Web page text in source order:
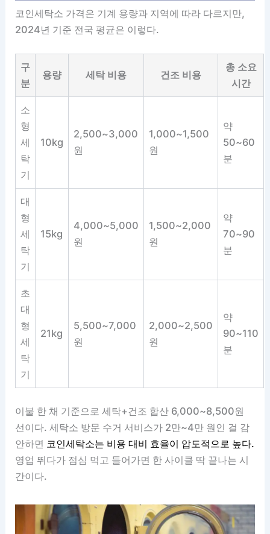
코인세탁소 가격은 기계 용량과 지역에 따라 다르지만,
2024년 기준 전국 평균은 이렇다.
구
분
용량 세탁 비용 건조 비용
총 소요
시간
소
형
세
탁
기
10kg
2,500~3,000
원
1,000~1,500
원
약
50~60
분
대
형
세
탁
기
15kg
4,000~5,000
원
1,500~2,000
원
약
70~90
분
초
대
형
세
탁
기
21kg
5,500~7,000
원
2,000~2,500
원
약
90~110
분
이불 한 채 기준으로 세탁+건조 합산 6,000~8,500원
선이다. 세탁소 방문 수거 서비스가 2만~4만 원인 걸 감
안하면 코인세탁소는 비용 대비 효율이 압도적으로 높다.
영업 뛰다가 점심 먹고 들어가면 한 사이클 딱 끝나는 시
간이다.